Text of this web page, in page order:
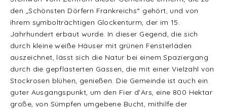
den „Schönsten Dörfern Frankreichs“ gehört, und von
ihrem symbolträchtigen Glockenturm, der im 15.
Jahrhundert erbaut wurde. In dieser Gegend, die sich
durch kleine weiße Häuser mit grünen Fensterläden
auszeichnet, lässt sich die Natur bei einem Spaziergang
durch die gepflasterten Gassen, die mit einer Vielzahl von
Stockrosen blühen, genießen. Die Gemeinde ist auch ein
guter Ausgangspunkt, um den Fier d’Ars, eine 800 Hektar
große, von Sümpfen umgebene Bucht, mithilfe der